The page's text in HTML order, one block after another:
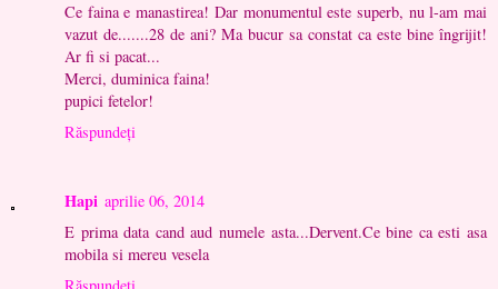
Ce faina e manastirea! Dar monumentul este superb, nu l-am mai
vazut de.......28 de ani? Ma bucur sa constat ca este bine îngrijit!
Ar fi si pacat...
Merci, duminica faina!
pupici fetelor!
Răspundeți
Hapi aprilie 06, 2014
E prima data cand aud numele asta...Dervent.Ce bine ca esti asa
mobila si mereu vesela